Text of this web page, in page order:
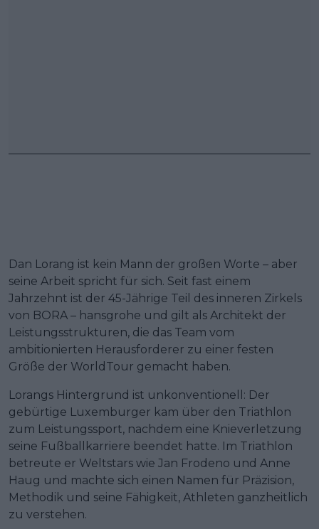
Dan Lorang ist kein Mann der großen Worte – aber
seine Arbeit spricht für sich. Seit fast einem
Jahrzehnt ist der 45-Jährige Teil des inneren Zirkels
von BORA – hansgrohe und gilt als Architekt der
Leistungsstrukturen, die das Team vom
ambitionierten Herausforderer zu einer festen
Größe der WorldTour gemacht haben.
Lorangs Hintergrund ist unkonventionell: Der
gebürtige Luxemburger kam über den Triathlon
zum Leistungssport, nachdem eine Knieverletzung
seine Fußballkarriere beendet hatte. Im Triathlon
betreute er Weltstars wie Jan Frodeno und Anne
Haug und machte sich einen Namen für Präzision,
Methodik und seine Fähigkeit, Athleten ganzheitlich
zu verstehen.